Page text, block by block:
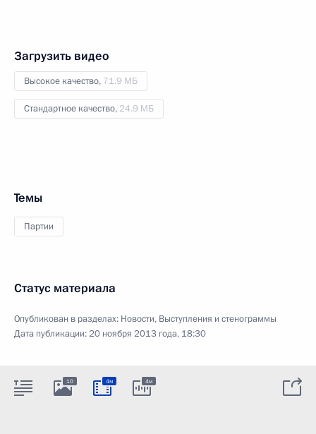
Загрузить видео
Высокое качество, 71.9 МБ
Стандартное качество, 24.9 МБ
Темы
Партии
Статус материала
Опубликован в разделах: Новости, Выступления и стенограммы
Дата публикации:20 ноября 2013 года, 18:30
10 4м 4м